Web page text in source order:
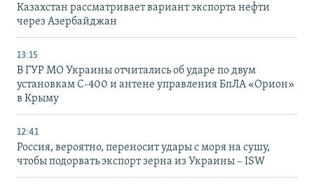
Казахстан рассматривает вариант экспорта нефти
через Азербайджан
13:15
В ГУР МО Украины отчитались об ударе по двум
установкам С-400 и антене управления БпЛА «Орион»
в Крыму
12:41
Россия, вероятно, переносит удары с моря на сушу,
чтобы подорвать экспорт зерна из Украины – ISW